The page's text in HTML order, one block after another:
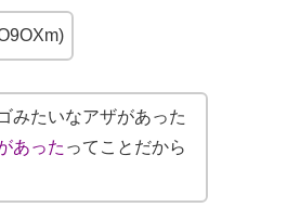
みたいなアザがあった
あった ってことだから